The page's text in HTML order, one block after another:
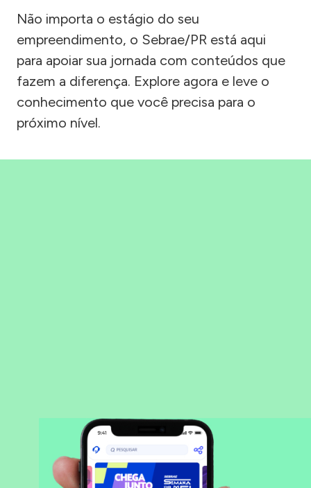
Não importa o estágio do seu
empreendimento, o Sebrae/PR está aqui
para apoiar sua jornada com conteúdos que
fazem a diferença. Explore agora e leve o
conhecimento que você precisa para o
próximo nível.